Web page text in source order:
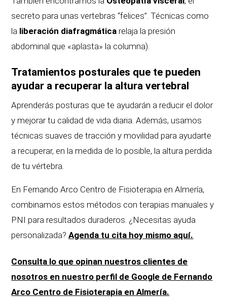
secreto para unas vertebras “felices”.Técnicas como
la liberación diafragmática relaja la presión
abdominal que «aplasta» la columna).
Tratamientos posturales que te pueden
ayudar a recuperar la altura vertebral
Aprenderás posturas que te ayudarán a reducir el dolor
y mejorar tu calidad de vida diaria. Además, usamos
técnicas suaves de tracción y movilidad para ayudarte
a recuperar, en la medida de lo posible, la altura perdida
de tu vértebra.
En Fernando Arco Centro de Fisioterapia en Almería,
combinamos estos métodos con terapias manuales y
PNI para resultados duraderos. ¿Necesitas ayuda
personalizada?Agenda tu cita hoy mismo aquí.
Consulta lo que opinan nuestros clientes de
nosotros en nuestro perfil de Google de Fernando
Arco Centro de Fisioterapia en Almería.